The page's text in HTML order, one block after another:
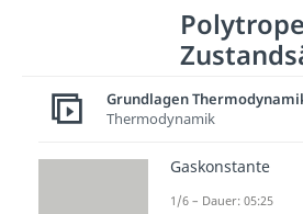
Polytrope
Die polytrope
da sich aus ihr
Grundlagen
Thermodynamik
Gaskonstante
1/6 – Dauer: 05:25